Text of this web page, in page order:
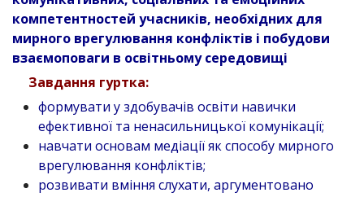
компетентностей учасників, необхідних для
мирного врегулювання конфліктів і побудови
взаємоповаги в освітньому середовищі
Завдання гуртка:
формувати у здобувачів освіти навички
ефективної та ненасильницької комунікації;
навчати основам медіації як способу мирного
врегулювання конфліктів;
розвивати вміння слухати, аргументовано